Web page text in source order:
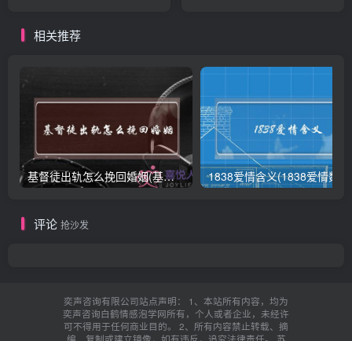
相关推荐
基督徒出轨怎么挽回婚姻(基督徒面对出轨婚姻)
评论 抢沙发
奕声咨询有限公司站点声明： 1、本站所有内容，均为
奕声咨询白鹤情感泡学网所有，个人或者企业，未经许
可不得用于任何商业目的。 2、所有内容禁止转载、摘